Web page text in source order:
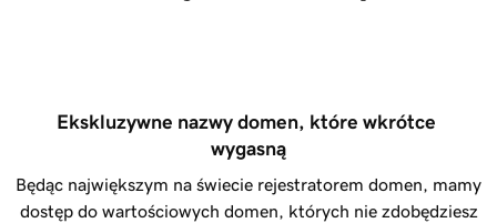
Ekskluzywne nazwy domen, które wkrótce
wygasną
Będąc największym na świecie rejestratorem domen, mamy
dostęp do wartościowych domen, których nie zdobędziesz